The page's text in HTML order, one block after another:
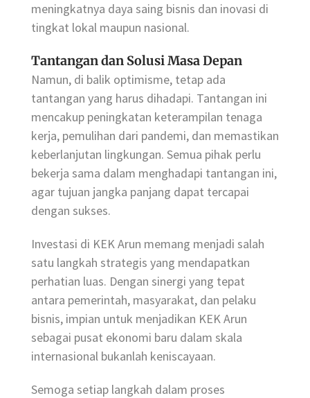
meningkatnya daya saing bisnis dan inovasi di
tingkat lokal maupun nasional.
Tantangan dan Solusi Masa Depan
Namun, di balik optimisme, tetap ada
tantangan yang harus dihadapi. Tantangan ini
mencakup peningkatan keterampilan tenaga
kerja, pemulihan dari pandemi, dan memastikan
keberlanjutan lingkungan. Semua pihak perlu
bekerja sama dalam menghadapi tantangan ini,
agar tujuan jangka panjang dapat tercapai
dengan sukses.
Investasi di KEK Arun memang menjadi salah
satu langkah strategis yang mendapatkan
perhatian luas. Dengan sinergi yang tepat
antara pemerintah, masyarakat, dan pelaku
bisnis, impian untuk menjadikan KEK Arun
sebagai pusat ekonomi baru dalam skala
internasional bukanlah keniscayaan.
Semoga setiap langkah dalam proses